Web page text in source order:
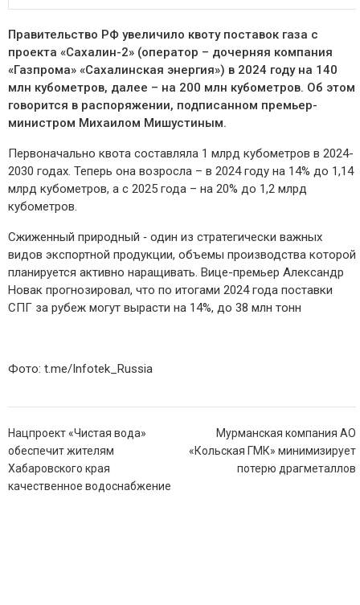
Правительство РФ увеличило квоту поставок газа с
проекта «Сахалин-2» (оператор – дочерняя компания
«Газпрома» «Сахалинская энергия») в 2024 году на 140
млн кубометров, далее – на 200 млн кубометров. Об этом
говорится в распоряжении, подписанном премьер-
министром Михаилом Мишустиным.
Первоначально квота составляла 1 млрд кубометров в 2024-
2030 годах. Теперь она возросла – в 2024 году на 14% до 1,14
млрд кубометров, а с 2025 года – на 20% до 1,2 млрд
кубометров.
Сжиженный природный ‑ один из стратегически важных
видов экспортной продукции, объемы производства которой
планируется активно наращивать. Вице-премьер Александр
Новак прогнозировал, что по итогами 2024 года поставки
СПГ за рубеж могут вырасти на 14%, до 38 млн тонн
Фото: t.me/Infotek_Russia
Навигация
по
записям
Нацпроект «Чистая вода»
обеспечит жителям
Хабаровского края
качественное водоснабжение
Мурманская компания АО
«Кольская ГМК» минимизирует
потерю драгметаллов